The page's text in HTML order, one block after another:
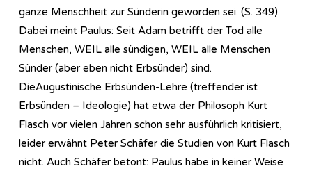
ganze Menschheit zur Sünderin geworden sei. (S. 349).
Dabei meint Paulus: Seit Adam betrifft der Tod alle
Menschen, WEIL alle sündigen, WEIL alle Menschen
Sünder (aber eben nicht Erbsünder) sind.
DieAugustinische Erbsünden-Lehre (treffender ist
Erbsünden – Ideologie) hat etwa der Philosoph Kurt
Flasch vor vielen Jahren schon sehr ausführlich kritisiert,
leider erwähnt Peter Schäfer die Studien von Kurt Flasch
nicht. Auch Schäfer betont: Paulus habe in keiner Weise